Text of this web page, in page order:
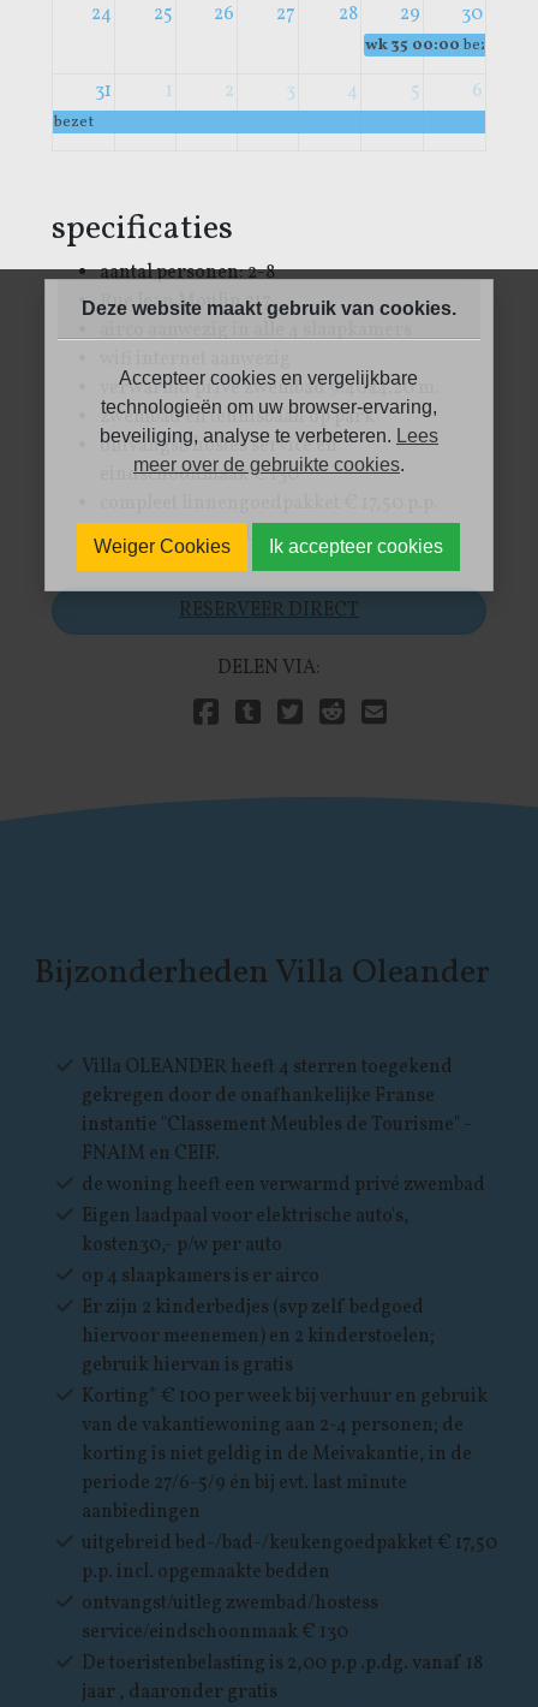
24 25 26 27 28 29 30
wk 35 00:00 bezet
31 1 2 3 4 5 6
bezet
specificaties
aantal personen: 2-8
Rue Jean Moulin 217
verwarmd privé zwembad 9.40x4.20 m.
zwembad en tennisbaan op park
ontvangst/hostes service en
eindschoonmaak € 130
lees meer bijzonderheden....
RESERVEER DIRECT
DELEN VIA:
Delen via LinkedIn
Delen via Facebook
Delen via Tumblr
Delen via Twitter
Delen via Reddit
Bijzonderheden Villa Oleander
Villa OLEANDER heeft 4 sterren toegekend
gekregen door de onafhankelijke Franse
instantie "Classement Meubles de Tourisme" -
FNAIM en CEIF.
de woning heeft een verwarmd privé zwembad
Eigen laadpaal voor elektrische auto's,
kosten30,- p/w per auto
op 4 slaapkamers is er airco
Er zijn 2 kinderbedjes (svp zelf bedgoed
hiervoor meenemen) en 2 kinderstoelen;
gebruik hiervan is gratis
Korting* € 100 per week bij verhuur en gebruik
van de vakantiewoning aan 2-4 personen; de
korting is niet geldig in de Meivakantie, in de
periode 27/6-5/9 én bij evt. last minute
aanbiedingen
uitgebreid bed-/bad-/keukengoedpakket € 17,50
p.p. incl. opgemaakte bedden
ontvangst/uitleg zwembad/hostess
service/eindschoonmaak € 130
De toeristenbelasting is 2,00 p.p .p.dg. vanaf 18
jaar , daaronder gratis
Deze website maakt gebruik van cookies.
Accepteer cookies en vergelijkbare
technologieën om uw browser-ervaring,
beveiliging, analyse te verbeteren. Lees
meer over de gebruikte cookies.
Weiger Cookies Ik accepteer cookies